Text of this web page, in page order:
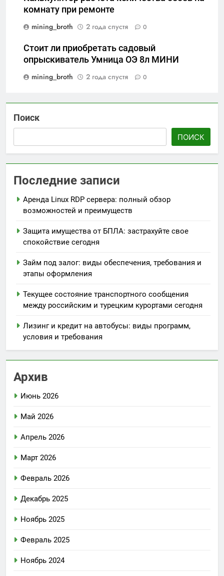
комнату при ремонте
mining_broth
2 года спустя 0
Стоит ли приобретать садовый
опрыскиватель Умница ОЭ 8л МИНИ
mining_broth
2 года спустя 0
Поиск
ПОИСК
Последние записи
Аренда Linux RDP сервера: полный обзор
возможностей и преимуществ
Защита имущества от БПЛА: застрахуйте свое
спокойствие сегодня
Займ под залог: виды обеспечения, требования и
этапы оформления
Текущее состояние транспортного сообщения
между российским и турецким курортами сегодня
Лизинг и кредит на автобусы: виды программ,
условия и требования
Архив
Июнь 2026
Май 2026
Апрель 2026
Март 2026
Февраль 2026
Декабрь 2025
Ноябрь 2025
Февраль 2025
Ноябрь 2024